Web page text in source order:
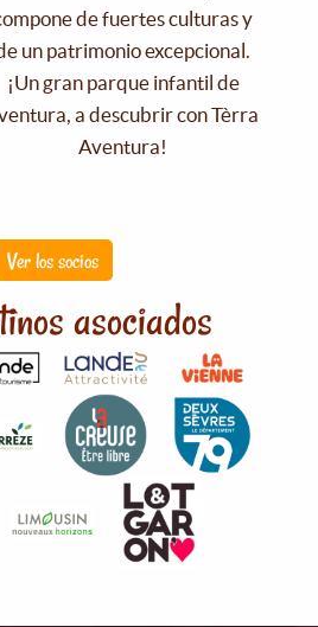
de fuertes culturas y
un patrimonio excepcional.
¡Un gran parque infantil de
a descubrir con Tèrra
Aventura!
Ver los socios
asociados